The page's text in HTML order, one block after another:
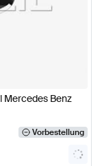
Mercedes Benz
Vorbestellung